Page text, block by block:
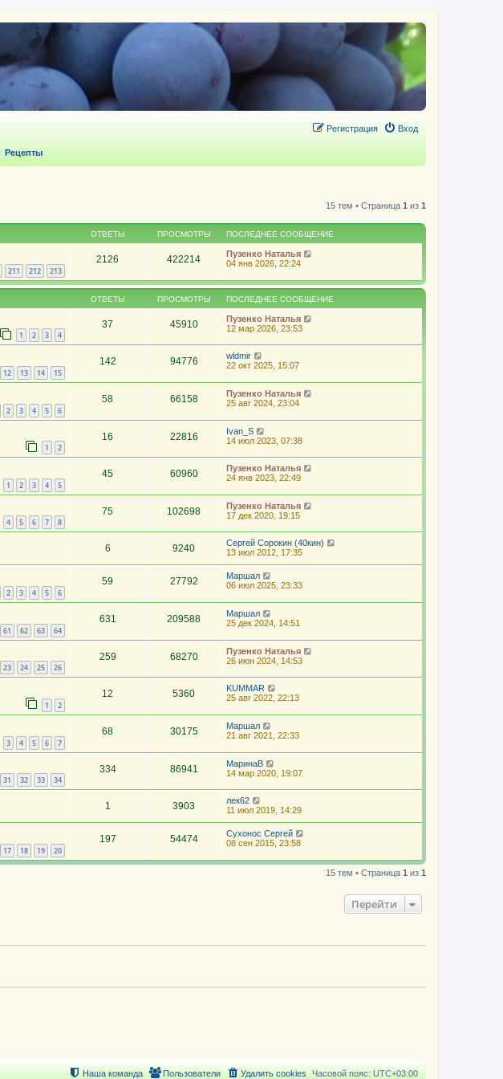
Вход
Регистрация
Рецепты
15 тем • Страница 1 из 1
ОТВЕТЫ ПРОСМОТРЫ ПОСЛЕДНЕЕ СООБЩЕНИЕ
211 212 213
2126 422214
Пузенко Наталья
04 янв 2026, 22:24
ОТВЕТЫ ПРОСМОТРЫ ПОСЛЕДНЕЕ СООБЩЕНИЕ
1 2 3 4
37 45910
Пузенко Наталья
12 мар 2026, 23:53
12 13 14 15
142 94776
wldmir
22 окт 2025, 15:07
2 3 4 5 6
58 66158
Пузенко Наталья
25 авг 2024, 23:04
1 2
16 22816
Ivan_S
14 июл 2023, 07:38
1 2 3 4 5
45 60960
Пузенко Наталья
24 янв 2023, 22:49
4 5 6 7 8
75 102698
Пузенко Наталья
17 дек 2020, 19:15
6 9240
Сергей Сорокин (40кин)
13 июл 2012, 17:35
2 3 4 5 6
59 27792
Маршал
06 июл 2025, 23:33
61 62 63 64
631 209588
Маршал
25 дек 2024, 14:51
23 24 25 26
259 68270
Пузенко Наталья
26 июн 2024, 14:53
1 2
12 5360
KUMMAR
25 авг 2022, 22:13
3 4 5 6 7
68 30175
Маршал
21 авг 2021, 22:33
31 32 33 34
334 86941
МаринаВ
14 мар 2020, 19:07
1 3903
лек62
11 июл 2019, 14:29
17 18 19 20
197 54474
Сухонос Сергей
08 сен 2015, 23:58
15 тем • Страница 1 из 1
Перейти
Часовой пояс: UTC+03:00
Удалить cookies
Пользователи
Наша команда